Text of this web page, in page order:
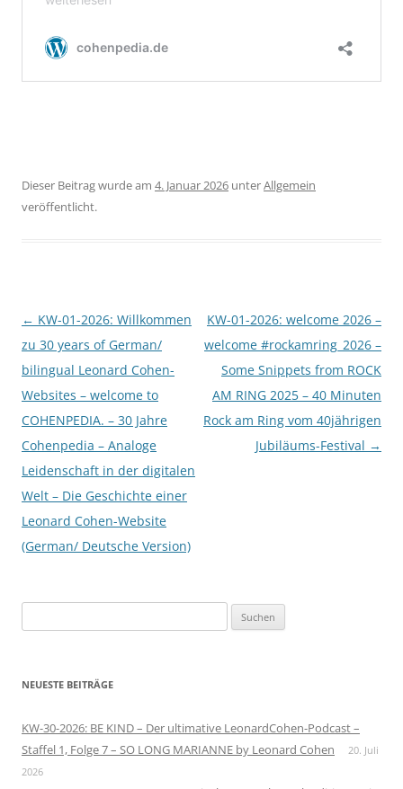
Dieser Beitrag wurde am 4. Januar 2026 unterAllgemein
veröffentlicht.
Beitragsnavigation
← KW-01-2026: Willkommen
zu 30 years of German/
bilingual Leonard Cohen-
Websites – welcome to
COHENPEDIA. – 30 Jahre
Cohenpedia – Analoge
Leidenschaft in der digitalen
Welt – Die Geschichte einer
Leonard Cohen-Website
(German/ Deutsche Version)
KW-01-2026: welcome 2026 –
welcome #rockamring_2026 –
Some Snippets from ROCK
AM RING 2025 – 40 Minuten
Rock am Ring vom 40jährigen
Jubiläums-Festival →
nach:
NEUESTE BEITRÄGE
KW-30-2026: BE KIND – Der ultimative LeonardCohen-Podcast –
Staffel 1, Folge 7 – SO LONG MARIANNE by Leonard Cohen
20. Juli
2026